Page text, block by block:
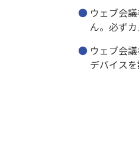
ウェブ会
ん。必ず
ウェブ会
デバイス